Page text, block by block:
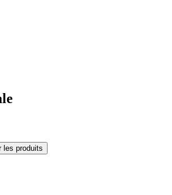
par Bazaarvoice et sont conformes à la
sous forme d'évaluations de produits
les produits